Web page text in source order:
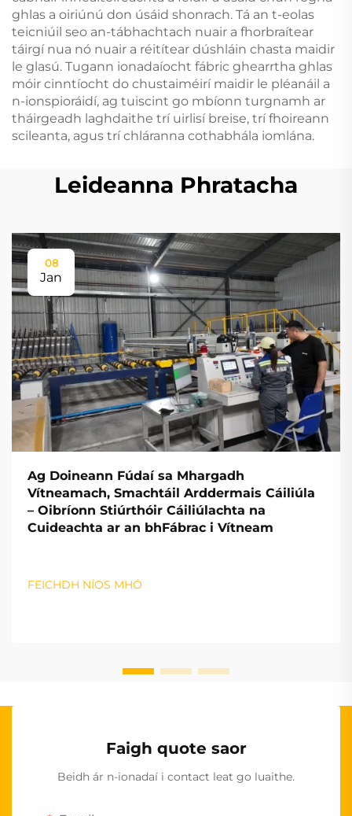
ghlas a oiriúnú don úsáid shonrach. Tá an t-eolas
teicniúil seo an-tábhachtach nuair a fhorbraítear
táirgí nua nó nuair a réitítear dúshláin chasta maidir
le glasú. Tugann ionadaíocht fábric ghearrtha ghlas
móir cinntíocht do chustaiméirí maidir le pléanáil a
n-ionspioráidí, ag tuiscint go mbíonn turgnamh ar
tháirgeadh laghdaithe trí uirlisí breise, trí fhoireann
scileanta, agus trí chláranna cothabhála iomlána.
Leideanna Phratacha
08
Jan
Ag Doineann Fúdaí sa Mhargadh
Vítneamach, Smachtáil Arddermais Cáiliúla
– Oibríonn Stiúrthóir Cáiliúlachta na
Cuideachta ar an bhFábrac i Vítneam
FEICHDH NÍOS MHÓ
Faigh quote saor
Beidh ár n-ionadaí i contact leat go luaithe.